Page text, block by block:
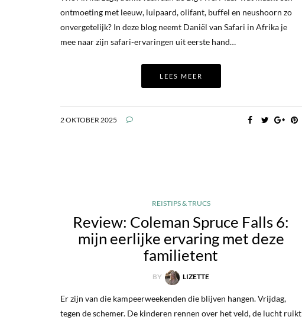
ontmoeting met leeuw, luipaard, olifant, buffel en neushoorn zo
onvergetelijk? In deze blog neemt Daniël van Safari in Afrika je
mee naar zijn safari-ervaringen uit eerste hand…
LEES MEER
2 OKTOBER 2025
REISTIPS & TRUCS
Review: Coleman Spruce Falls 6:
mijn eerlijke ervaring met deze
familietent
BY LIZETTE
Er zijn van die kampeerweekenden die blijven hangen. Vrijdag,
tegen de schemer. De kinderen rennen over het veld, de lucht ruikt